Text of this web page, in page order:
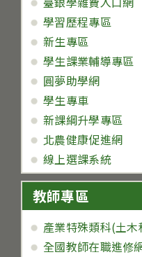
學習歷程專區
新生專區
學生課業輔導專區
圓夢助學網
學生專車
新課綱升學專區
北農健康促進網
線上選課系統
教師專區
產業特殊類科(土
全國教師在職進修